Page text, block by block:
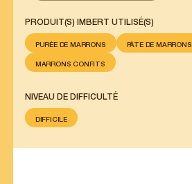
PRODUIT(S) IMBERT UTILISÉ(S)
PURÉE DE MARRONS PÂTE DE MARRONS
MARRONS CONFITS
NIVEAU DE DIFFICULTÉ
DIFFICILE